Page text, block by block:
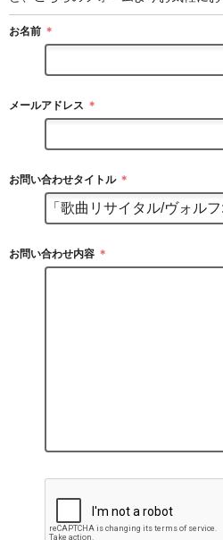
お名前 ＊
メールアドレス ＊
お問い合わせタイトル ＊
お問い合わせ内容 ＊